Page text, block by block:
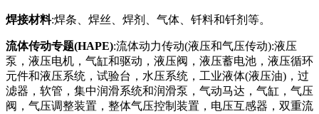
焊接材料:焊条、焊丝、焊剂、气体、钎料和钎剂等。
流体传动专题(HAPE):流体动力传动(液压和气压传动):液压
泵，液压电机，气缸和驱动，液压阀，液压蓄电池，液压循环
元件和液压系统，试验台，水压系统，工业液体(液压油)，过
滤器，软管，集中润滑系统和润滑泵，气动马达，气缸，气压
阀，气压调整装置，整体气压控制装置，电压互感器，双重流